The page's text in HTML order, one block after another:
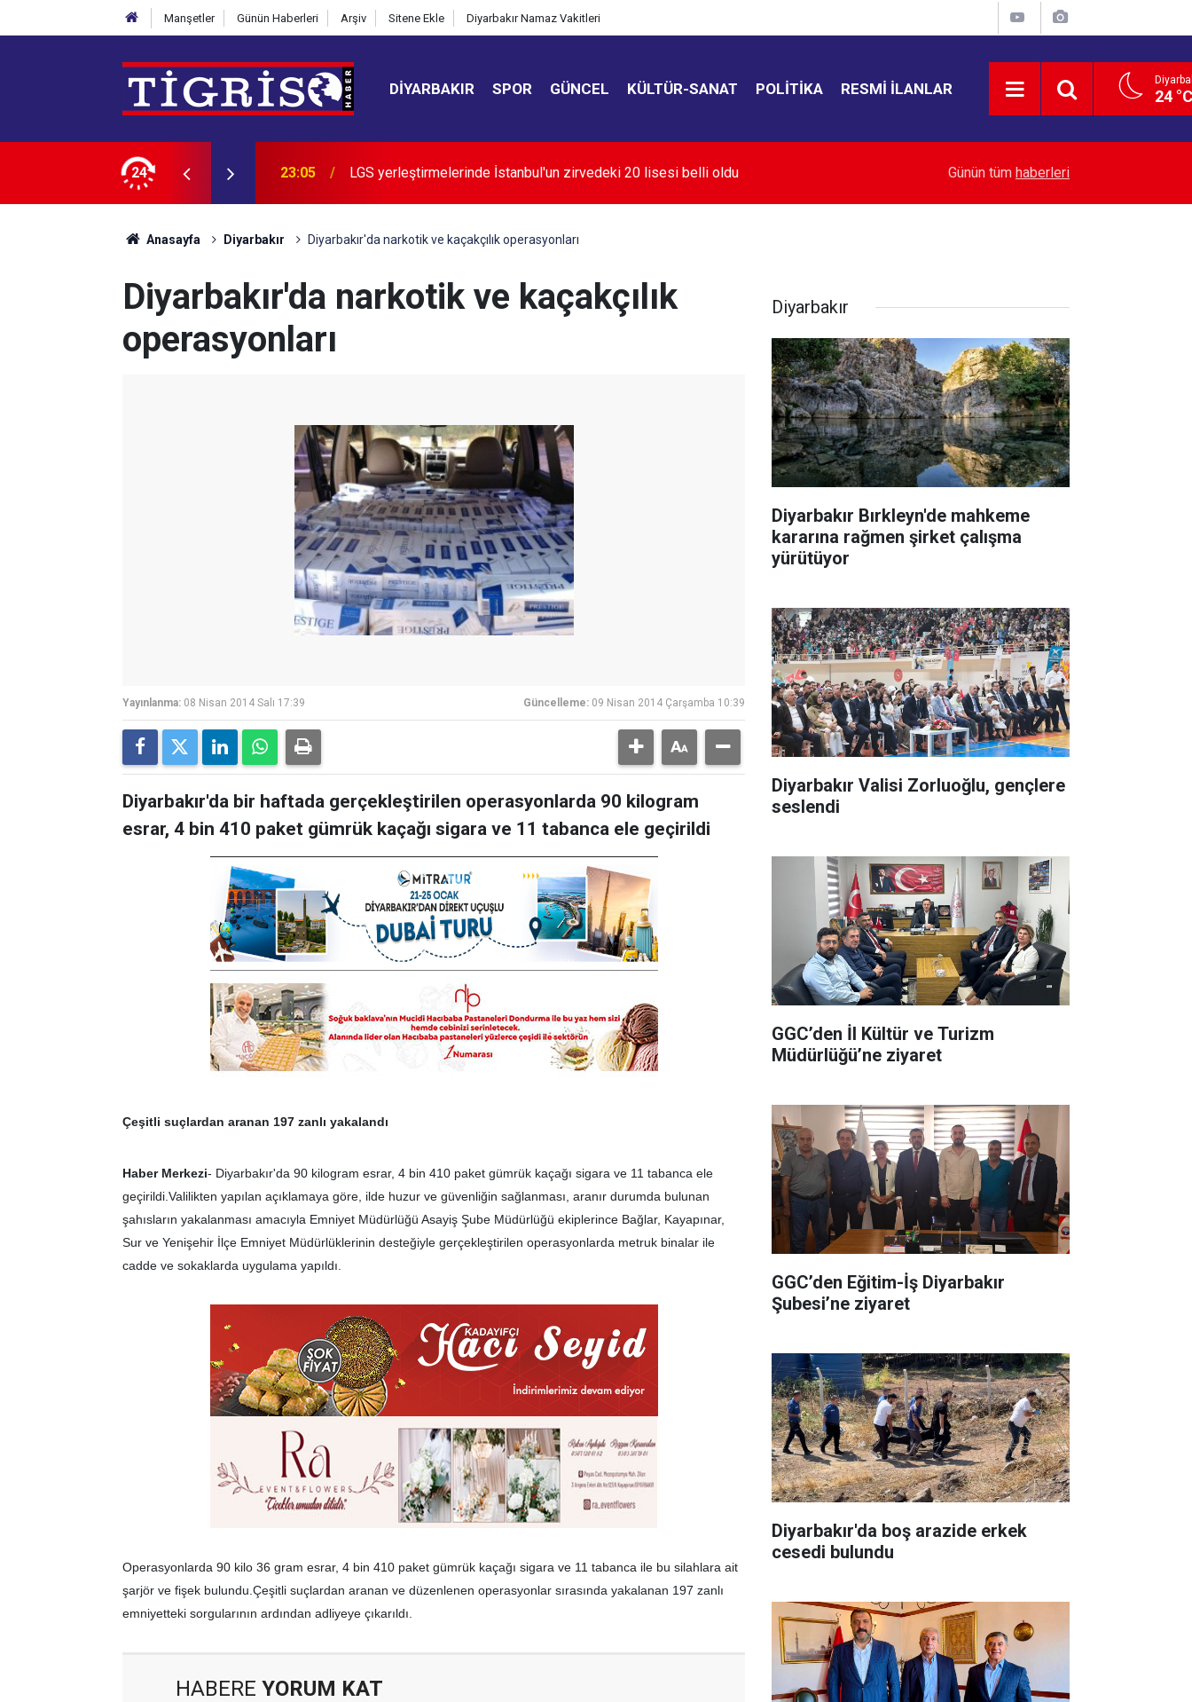
Manşetler Günün Haberleri Arşiv Sitene Ekle Diyarbakır Namaz Vakitleri
DIYARBAKIR SPOR GÜNCEL KÜLTÜR-SANAT POLITIKA RESMI İLANLAR 24
24
zirvedeki 20 lisesi belli oldu 22:28 İran: Boğaz'ın açılması ABD'nin tutumuna bağlı Bahçelievler'de 4 katlı bina çöktü
Günün tüm haberleri
Anasayfa Diyarbakır Diyarbakır'da narkotik ve kaçakçılık operasyonları
Diyarbakır'da narkotik ve kaçakçılık
operasyonları
Yayınlanma: 08 Nisan 2014 Salı 17:39 Güncelleme: 09 Nisan 2014 Çarşamba 10:39
Diyarbakır'da bir haftada gerçekleştirilen operasyonlarda 90 kilogram
esrar, 4 bin 410 paket gümrük kaçağı sigara ve 11 tabanca ele geçirildi
Çeşitli suçlardan aranan 197 zanlı yakalandı
Haber Merkezi- Diyarbakır'da 90 kilogram esrar, 4 bin 410 paket gümrük kaçağı sigara ve 11 tabanca ele
geçirildi.Valilikten yapılan açıklamaya göre, ilde huzur ve güvenliğin sağlanması, aranır durumda bulunan
şahısların yakalanması amacıyla Emniyet Müdürlüğü Asayiş Şube Müdürlüğü ekiplerince Bağlar, Kayapınar,
Sur ve Yenişehir İlçe Emniyet Müdürlüklerinin desteğiyle gerçekleştirilen operasyonlarda metruk binalar ile
cadde ve sokaklarda uygulama yapıldı.
Operasyonlarda 90 kilo 36 gram esrar, 4 bin 410 paket gümrük kaçağı sigara ve 11 tabanca ile bu silahlara ait
şarjör ve fişek bulundu.Çeşitli suçlardan aranan ve düzenlenen operasyonlar sırasında yakalanan 197 zanlı
emniyetteki sorgularının ardından adliyeye çıkarıldı.
HABERE YORUM KAT
Diyarbakır
Diyarbakır Bırkleyn'de mahkeme
kararına rağmen şirket çalışma
yürütüyor
Diyarbakır Valisi Zorluoğlu, gençlere
seslendi
GGC’den İl Kültür ve Turizm
Müdürlüğü’ne ziyaret
GGC’den Eğitim-İş Diyarbakır
Şubesi’ne ziyaret
Diyarbakır'da boş arazide erkek
cesedi bulundu